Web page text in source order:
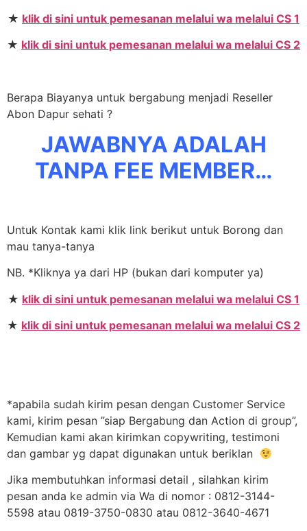
★ klik di sini untuk pemesanan melalui wa melalui CS 1
★ klik di sini untuk pemesanan melalui wa melalui CS 2
Berapa Biayanya untuk bergabung menjadi Reseller
Abon Dapur sehati ?
JAWABNYA ADALAH
TANPA FEE MEMBER…
Untuk Kontak kami klik link berikut untuk Borong dan
mau tanya-tanya
NB. *Kliknya ya dari HP (bukan dari komputer ya)
★ klik di sini untuk pemesanan melalui wa melalui CS 1
★ klik di sini untuk pemesanan melalui wa melalui CS 2
*apabila sudah kirim pesan dengan Customer Service
kami, kirim pesan ”siap Bergabung dan Action di group”,
Kemudian kami akan kirimkan copywriting, testimoni
dan gambar yg dapat digunakan untuk beriklan
Jika membutuhkan informasi detail , silahkan kirim
pesan anda ke admin via Wa di nomor : 0812-3144-
5598 atau 0819-3750-0830 atau 0812-3640-4671